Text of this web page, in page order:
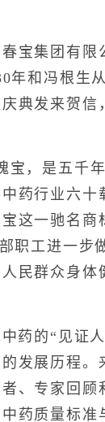
集团有限
和冯根生
典发来贺
，是五千
药行业六
这一驰名
职工进一步
民群众身
的“见证
发展历程
、专家回
药质量标